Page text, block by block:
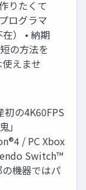
りたくて
ログラマ
） • 納期
の⽅法を
えませ
初の4K60FPS
」
/ PC Xbox
Switch™
機器ではパ